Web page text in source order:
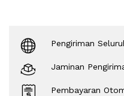
Pengiriman
Jaminan
Pembayaran